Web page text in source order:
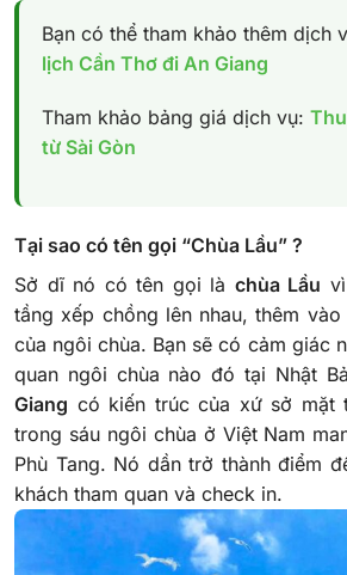
Bạn có thể tham khảo thêm dịch
lịch Cần Thơ đi An Giang
Tham khảo bảng giá dịch vụ:
từ Sài Gòn
Tại sao có tên gọi “Chùa Lầu” ?
Sở dĩ nó có tên gọi là chùa Lầu
tầng xếp chồng lên nhau, thêm
của ngôi chùa. Bạn sẽ có cảm giác
quan ngôi chùa nào đó tại Nhật
Giang có kiến trúc của xứ sở mặt
trong sáu ngôi chùa ở Việt Nam
Phù Tang. Nó dần trở thành điểm
khách tham quan và check in.